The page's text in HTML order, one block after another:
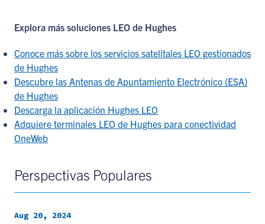
Explora más soluciones LEO de Hughes
Conoce más sobre los servicios satelitales LEO gestionados
de Hughes
Descubre las Antenas de Apuntamiento Electrónico (ESA)
de Hughes
Descarga la aplicación Hughes LEO
Adquiere terminales LEO de Hughes para conectividad
OneWeb
Perspectivas Populares
Aug 20, 2024